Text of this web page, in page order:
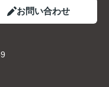
お問い合わせ